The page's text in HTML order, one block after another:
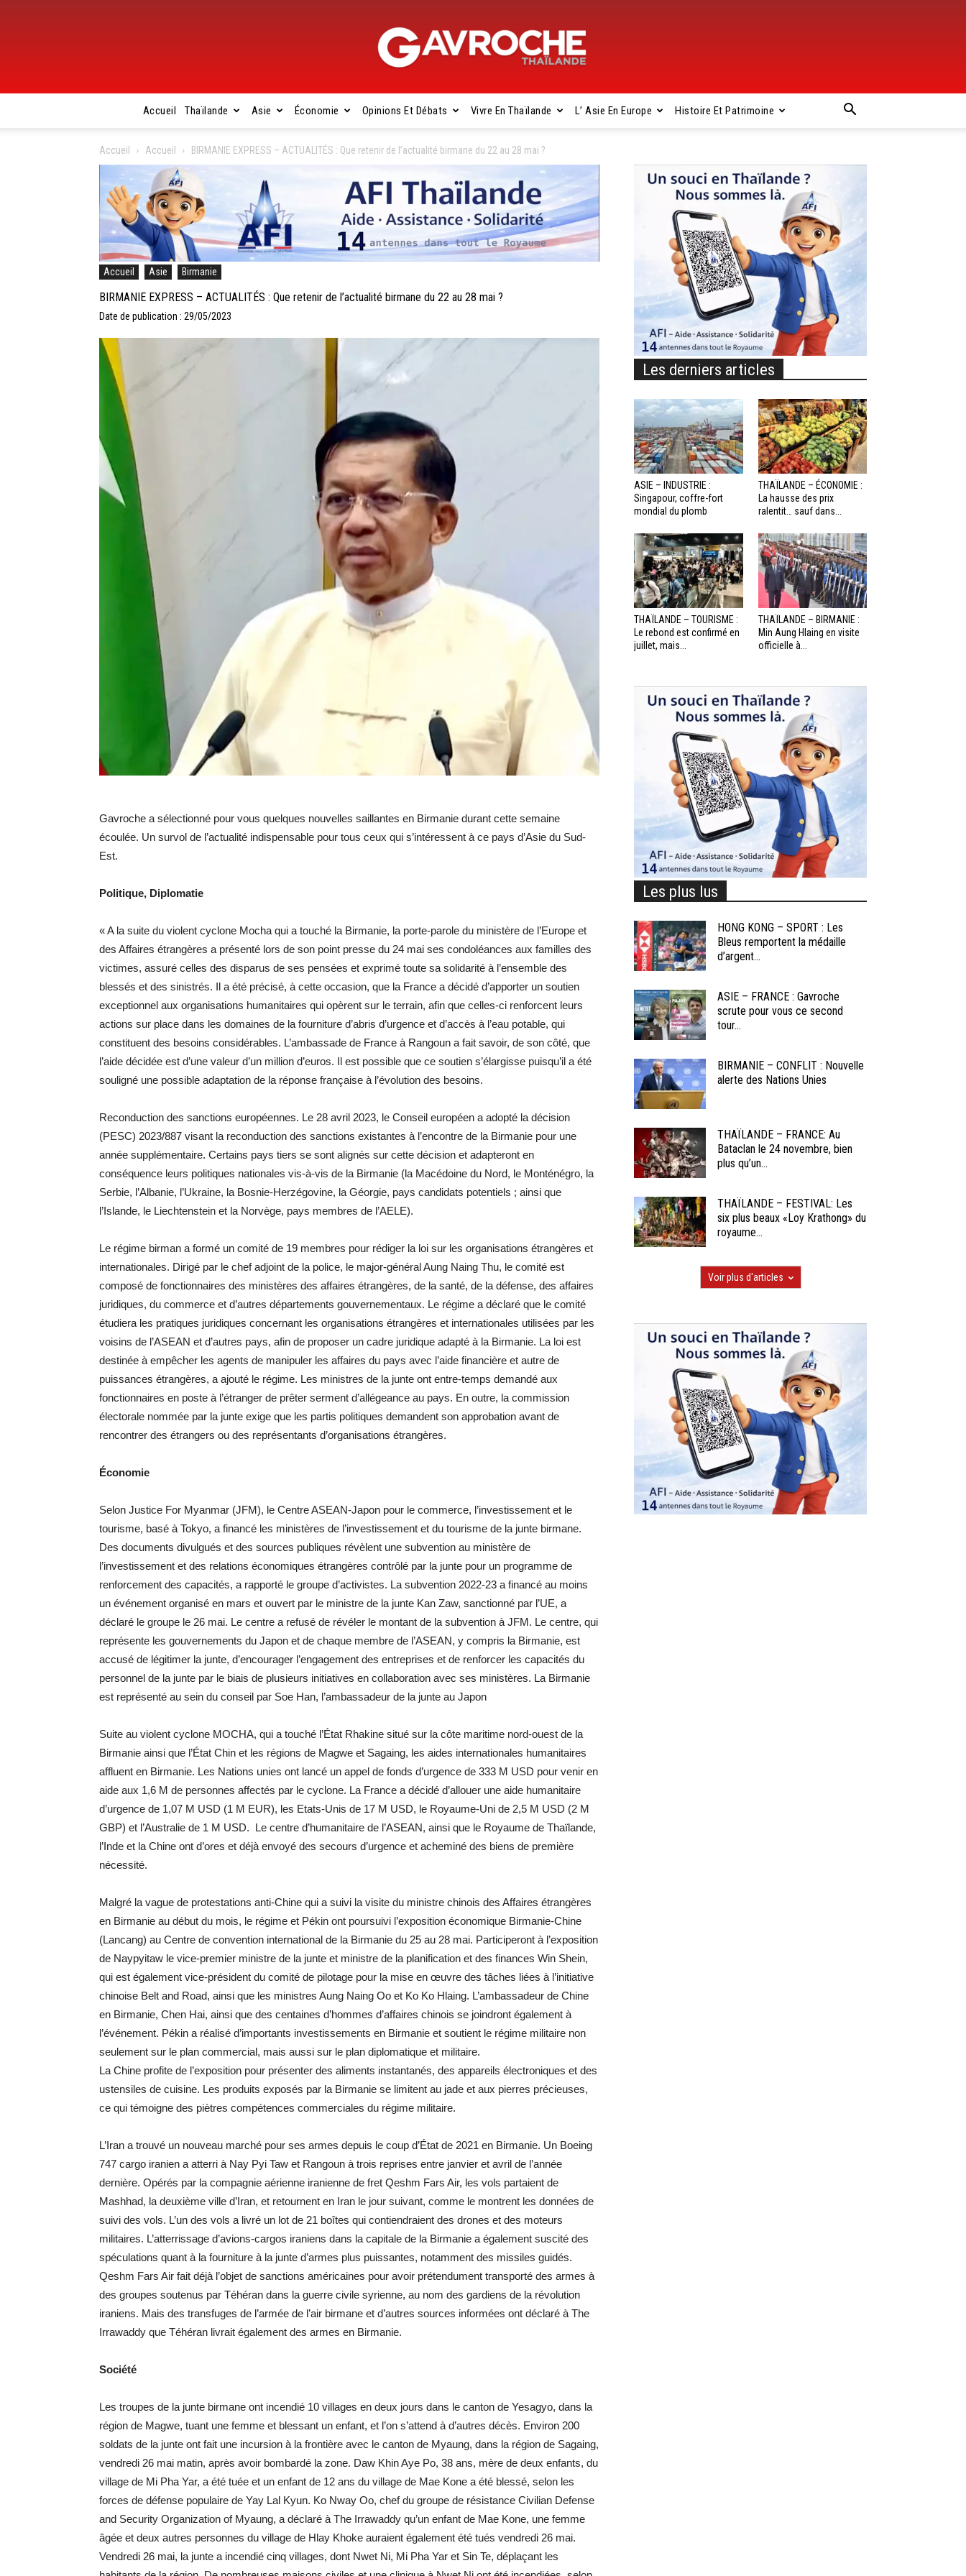
Gavroche
Thaïlande
Accueil Thaïlande Asie Économie Opinions Et Débats Vivre En Thaïlande L’ Asie En Europe Histoire Et Patrimoine
Accueil Accueil BIRMANIE EXPRESS – ACTUALITÉS : Que retenir de l’actualité birmane du 22 au 28 mai ?
Accueil Asie Birmanie
BIRMANIE EXPRESS – ACTUALITÉS : Que retenir de l’actualité birmane du 22 au 28 mai ?
Date de publication : 29/05/2023
Gavroche a sélectionné pour vous quelques nouvelles saillantes en Birmanie durant cette semaine
écoulée. Un survol de l’actualité indispensable pour tous ceux qui s’intéressent à ce pays d’Asie du Sud-
Est.
Politique, Diplomatie
« A la suite du violent cyclone Mocha qui a touché la Birmanie, la porte-parole du ministère de l’Europe et
des Affaires étrangères a présenté lors de son point presse du 24 mai ses condoléances aux familles des
victimes, assuré celles des disparus de ses pensées et exprimé toute sa solidarité à l’ensemble des
blessés et des sinistrés. Il a été précisé, à cette occasion, que la France a décidé d’apporter un soutien
exceptionnel aux organisations humanitaires qui opèrent sur le terrain, afin que celles-ci renforcent leurs
actions sur place dans les domaines de la fourniture d’abris d’urgence et d’accès à l’eau potable, qui
constituent des besoins considérables. L’ambassade de France à Rangoun a fait savoir, de son côté, que
l’aide décidée est d’une valeur d’un million d’euros. Il est possible que ce soutien s’élargisse puisqu’il a été
souligné une possible adaptation de la réponse française à l’évolution des besoins.
Reconduction des sanctions européennes. Le 28 avril 2023, le Conseil européen a adopté la décision
(PESC) 2023/887 visant la reconduction des sanctions existantes à l’encontre de la Birmanie pour une
année supplémentaire. Certains pays tiers se sont alignés sur cette décision et adapteront en
conséquence leurs politiques nationales vis-à-vis de la Birmanie (la Macédoine du Nord, le Monténégro, la
Serbie, l’Albanie, l’Ukraine, la Bosnie-Herzégovine, la Géorgie, pays candidats potentiels ; ainsi que
l’Islande, le Liechtenstein et la Norvège, pays membres de l’AELE).
Le régime birman a formé un comité de 19 membres pour rédiger la loi sur les organisations étrangères et
internationales. Dirigé par le chef adjoint de la police, le major-général Aung Naing Thu, le comité est
composé de fonctionnaires des ministères des affaires étrangères, de la santé, de la défense, des affaires
juridiques, du commerce et d’autres départements gouvernementaux. Le régime a déclaré que le comité
étudiera les pratiques juridiques concernant les organisations étrangères et internationales utilisées par les
voisins de l’ASEAN et d’autres pays, afin de proposer un cadre juridique adapté à la Birmanie. La loi est
destinée à empêcher les agents de manipuler les affaires du pays avec l’aide financière et autre de
puissances étrangères, a ajouté le régime. Les ministres de la junte ont entre-temps demandé aux
fonctionnaires en poste à l’étranger de prêter serment d’allégeance au pays. En outre, la commission
électorale nommée par la junte exige que les partis politiques demandent son approbation avant de
rencontrer des étrangers ou des représentants d’organisations étrangères.
Économie
Selon Justice For Myanmar (JFM), le Centre ASEAN-Japon pour le commerce, l’investissement et le
tourisme, basé à Tokyo, a financé les ministères de l’investissement et du tourisme de la junte birmane.
Des documents divulgués et des sources publiques révèlent une subvention au ministère de
l’investissement et des relations économiques étrangères contrôlé par la junte pour un programme de
renforcement des capacités, a rapporté le groupe d’activistes. La subvention 2022-23 a financé au moins
un événement organisé en mars et ouvert par le ministre de la junte Kan Zaw, sanctionné par l’UE, a
déclaré le groupe le 26 mai. Le centre a refusé de révéler le montant de la subvention à JFM. Le centre, qui
représente les gouvernements du Japon et de chaque membre de l’ASEAN, y compris la Birmanie, est
accusé de légitimer la junte, d’encourager l’engagement des entreprises et de renforcer les capacités du
personnel de la junte par le biais de plusieurs initiatives en collaboration avec ses ministères. La Birmanie
est représenté au sein du conseil par Soe Han, l’ambassadeur de la junte au Japon
Suite au violent cyclone MOCHA, qui a touché l’État Rhakine situé sur la côte maritime nord-ouest de la
Birmanie ainsi que l’État Chin et les régions de Magwe et Sagaing, les aides internationales humanitaires
affluent en Birmanie. Les Nations unies ont lancé un appel de fonds d’urgence de 333 M USD pour venir en
aide aux 1,6 M de personnes affectés par le cyclone. La France a décidé d’allouer une aide humanitaire
d’urgence de 1,07 M USD (1 M EUR), les Etats-Unis de 17 M USD, le Royaume-Uni de 2,5 M USD (2 M
GBP) et l’Australie de 1 M USD. Le centre d’humanitaire de l’ASEAN, ainsi que le Royaume de Thaïlande,
l’Inde et la Chine ont d’ores et déjà envoyé des secours d’urgence et acheminé des biens de première
nécessité.
Malgré la vague de protestations anti-Chine qui a suivi la visite du ministre chinois des Affaires étrangères
en Birmanie au début du mois, le régime et Pékin ont poursuivi l’exposition économique Birmanie-Chine
(Lancang) au Centre de convention international de la Birmanie du 25 au 28 mai. Participeront à l’exposition
de Naypyitaw le vice-premier ministre de la junte et ministre de la planification et des finances Win Shein,
qui est également vice-président du comité de pilotage pour la mise en œuvre des tâches liées à l’initiative
chinoise Belt and Road, ainsi que les ministres Aung Naing Oo et Ko Ko Hlaing. L’ambassadeur de Chine
en Birmanie, Chen Hai, ainsi que des centaines d’hommes d’affaires chinois se joindront également à
l’événement. Pékin a réalisé d’importants investissements en Birmanie et soutient le régime militaire non
seulement sur le plan commercial, mais aussi sur le plan diplomatique et militaire.
La Chine profite de l’exposition pour présenter des aliments instantanés, des appareils électroniques et des
ustensiles de cuisine. Les produits exposés par la Birmanie se limitent au jade et aux pierres précieuses,
ce qui témoigne des piètres compétences commerciales du régime militaire.
L’Iran a trouvé un nouveau marché pour ses armes depuis le coup d’État de 2021 en Birmanie. Un Boeing
747 cargo iranien a atterri à Nay Pyi Taw et Rangoun à trois reprises entre janvier et avril de l’année
dernière. Opérés par la compagnie aérienne iranienne de fret Qeshm Fars Air, les vols partaient de
Mashhad, la deuxième ville d’Iran, et retournent en Iran le jour suivant, comme le montrent les données de
suivi des vols. L’un des vols a livré un lot de 21 boîtes qui contiendraient des drones et des moteurs
militaires. L’atterrissage d’avions-cargos iraniens dans la capitale de la Birmanie a également suscité des
spéculations quant à la fourniture à la junte d’armes plus puissantes, notamment des missiles guidés.
Qeshm Fars Air fait déjà l’objet de sanctions américaines pour avoir prétendument transporté des armes à
des groupes soutenus par Téhéran dans la guerre civile syrienne, au nom des gardiens de la révolution
iraniens. Mais des transfuges de l’armée de l’air birmane et d’autres sources informées ont déclaré à The
Irrawaddy que Téhéran livrait également des armes en Birmanie.
Société
Les troupes de la junte birmane ont incendié 10 villages en deux jours dans le canton de Yesagyo, dans la
région de Magwe, tuant une femme et blessant un enfant, et l’on s’attend à d’autres décès. Environ 200
soldats de la junte ont fait une incursion à la frontière avec le canton de Myaung, dans la région de Sagaing,
vendredi 26 mai matin, après avoir bombardé la zone. Daw Khin Aye Po, 38 ans, mère de deux enfants, du
village de Mi Pha Yar, a été tuée et un enfant de 12 ans du village de Mae Kone a été blessé, selon les
forces de défense populaire de Yay Lal Kyun. Ko Nway Oo, chef du groupe de résistance Civilian Defense
and Security Organization of Myaung, a déclaré à The Irrawaddy qu’un enfant de Mae Kone, une femme
âgée et deux autres personnes du village de Hlay Khoke auraient également été tués vendredi 26 mai.
Vendredi 26 mai, la junte a incendié cinq villages, dont Nwet Ni, Mi Pha Yar et Sin Te, déplaçant les
Les derniers articles
ASIE – INDUSTRIE :
Singapour, coffre-fort
mondial du plomb
THAÏLANDE – ÉCONOMIE :
La hausse des prix
ralentit… sauf dans...
THAÏLANDE – TOURISME :
Le rebond est confirmé en
juillet, mais...
THAÏLANDE – BIRMANIE :
Min Aung Hlaing en visite
officielle à...
Les plus lus
HONG KONG – SPORT : Les
Bleus remportent la médaille
d’argent...
ASIE – FRANCE : Gavroche
scrute pour vous ce second
tour...
BIRMANIE – CONFLIT : Nouvelle
alerte des Nations Unies
THAÏLANDE – FRANCE: Au
Bataclan le 24 novembre, bien
plus qu’un...
THAÏLANDE – FESTIVAL: Les
six plus beaux «Loy Krathong» du
royaume...
Voir plus d'articles